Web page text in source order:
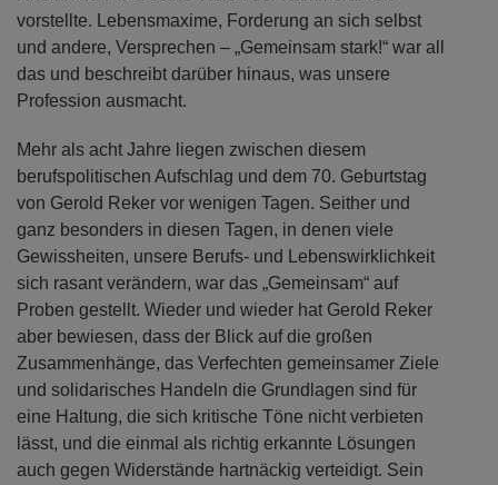
vorstellte. Lebensmaxime, Forderung an sich selbst
und andere, Versprechen – „Gemeinsam stark!“ war all
das und beschreibt darüber hinaus, was unsere
Profession ausmacht.
Mehr als acht Jahre liegen zwischen diesem
berufspolitischen Aufschlag und dem 70. Geburtstag
von Gerold Reker vor wenigen Tagen. Seither und
ganz besonders in diesen Tagen, in denen viele
Gewissheiten, unsere Berufs- und Lebenswirklichkeit
sich rasant verändern, war das „Gemeinsam“ auf
Proben gestellt. Wieder und wieder hat Gerold Reker
aber bewiesen, dass der Blick auf die großen
Zusammenhänge, das Verfechten gemeinsamer Ziele
und solidarisches Handeln die Grundlagen sind für
eine Haltung, die sich kritische Töne nicht verbieten
lässt, und die einmal als richtig erkannte Lösungen
auch gegen Widerstände hartnäckig verteidigt. Sein